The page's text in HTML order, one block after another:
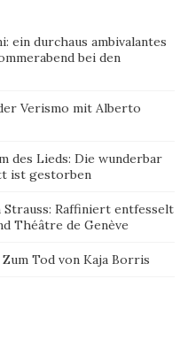
ein durchaus ambivalantes
bei den
Verismo mit Alberto
des Lieds: Die wunderbar
ist gestorben
Strauss: Raffiniert entfesselt
Théâtre de Genève
Tod von Kaja Borris